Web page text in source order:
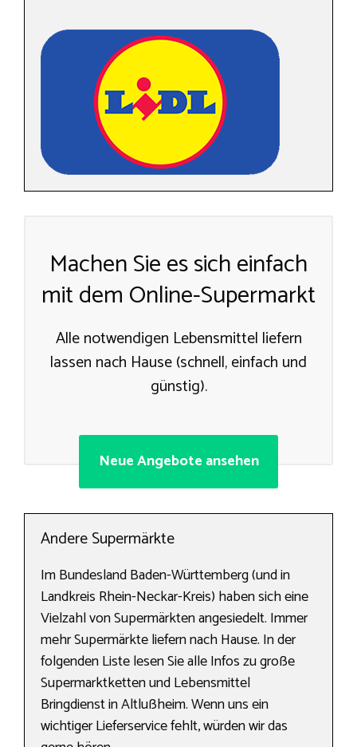
Machen Sie es sich einfach
mit dem Online-Supermarkt
Alle notwendigen Lebensmittel liefern
lassen nach Hause (schnell, einfach und
günstig).
Neue Angebote ansehen
Andere Supermärkte
Im Bundesland Baden-Württemberg (und in
Landkreis Rhein-Neckar-Kreis) haben sich eine
Vielzahl von Supermärkten angesiedelt. Immer
mehr Supermärkte liefern nach Hause. In der
folgenden Liste lesen Sie alle Infos zu große
Supermarktketten und Lebensmittel
Bringdienst in Altlußheim. Wenn uns ein
wichtiger Lieferservice fehlt, würden wir das